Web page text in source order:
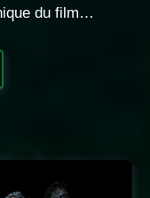
du film…